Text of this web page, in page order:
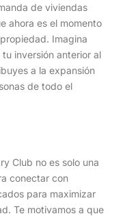
de viviendas
ahora es el momento
Imagina
inversión anterior al
a la expansión
de todo el
Club no es solo una
conectar con
para maximizar
Te motivamos a que